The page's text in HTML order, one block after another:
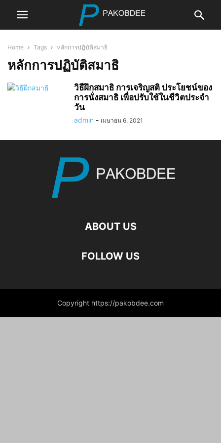
Home Tags หลักการปฏิบัติสมาธิ
หลักการปฏิบัติสมาธิ
วิธีฝึกสมาธิ การเจริญสติ ประโยชน์ของ
การนั่งสมาธิ เพื่อปรับใช้ในชีวิตประจำ
วัน
admin - เมษายน 6, 2021
ABOUT US
FOLLOW US
Copyright https://pakobdee.com